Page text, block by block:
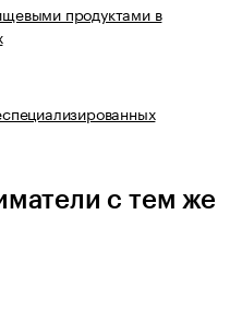
продуктами в
с тем же